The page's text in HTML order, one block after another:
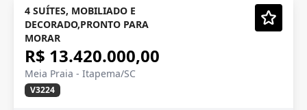
PRONTO/DECORADO
Vídeo
Semi-Novo
4 SUÍTES, MOBILIADO E
DECORADO,PRONTO PARA
MORAR
R$ 13.420.000,00
Meia Praia - Itapema/SC
V3224